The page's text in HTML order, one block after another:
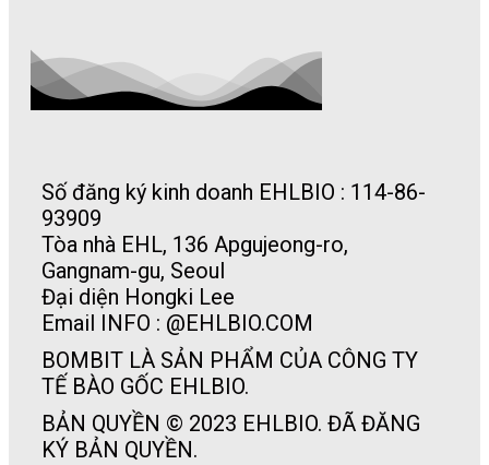
Số đăng ký kinh doanh EHLBIO : 114-86-
93909
Tòa nhà EHL, 136 Apgujeong-ro,
Gangnam-gu, Seoul
Đại diện Hongki Lee
Email INFO : @EHLBIO.COM
BOMBIT LÀ SẢN PHẨM CỦA CÔNG TY
TẾ BÀO GỐC EHLBIO.
BẢN QUYỀN © 2023 EHLBIO. ĐÃ ĐĂNG
KÝ BẢN QUYỀN.